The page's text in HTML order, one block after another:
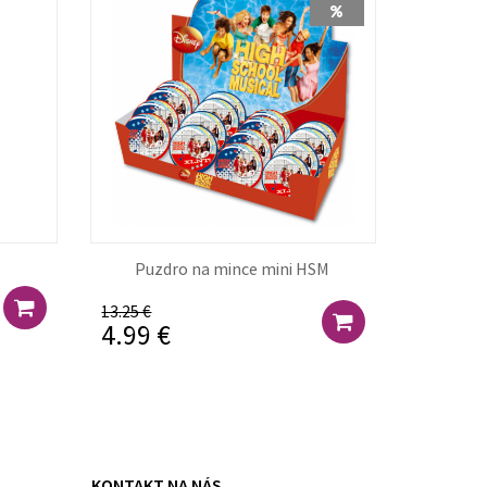
Puzdro na mince mini HSM
13.25 €
4.99 €